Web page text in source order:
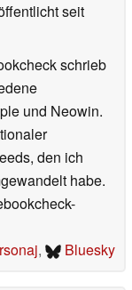
seit
schrieb
und Neowin.
den ich
habe.
, Bluesky